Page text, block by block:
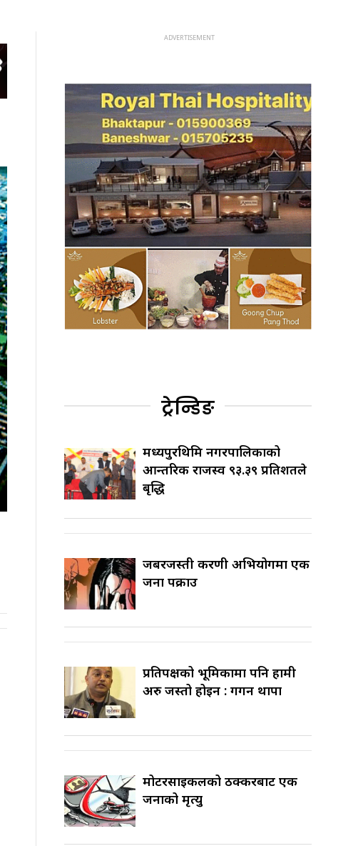
ट्रेन्डिङ
मध्यपुरथिमि नगरपालिकाको
आन्तरिक राजस्व ९३.३९ प्रतिशतले
बृद्धि
जबरजस्ती करणी अभियोगमा एक
जना पक्राउ
प्रतिपक्षको भूमिकामा पनि हामी
अरु जस्तो होइन : गगन थापा
मोटरसाइकलको ठक्करबाट एक
जनाको मृत्यु